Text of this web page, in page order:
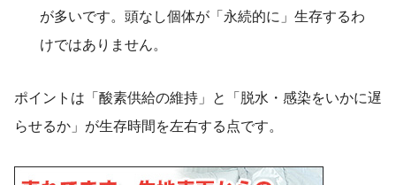
が多いです。頭なし個体が「永続的に」生存するわ
けではありません。
ポイントは「酸素供給の維持」と「脱水・感染をいかに遅
らせるか」が生存時間を左右する点です。